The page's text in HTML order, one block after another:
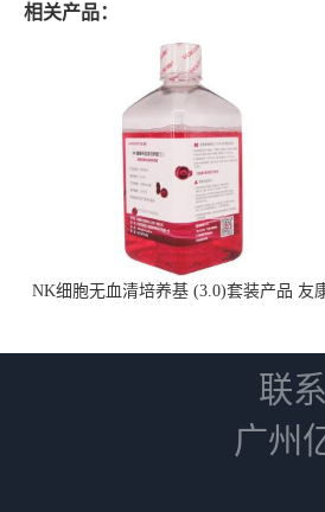
相关产品：
NK细胞无血清培养基 (3.0)套装产品 友
联
广州